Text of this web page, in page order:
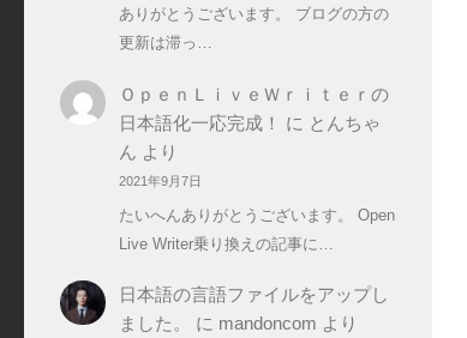
ありがとうございます。 ブログの方の
更新は滞っ…
ＯｐｅｎＬｉｖｅＷｒｉｔｅｒの
日本語化一応完成！
に とんちゃ
ん より
2021年9月7日
たいへんありがとうございます。 Open
Live Writer乗り換えの記事に…
日本語の言語ファイルをアップし
ました。
に mandoncom より